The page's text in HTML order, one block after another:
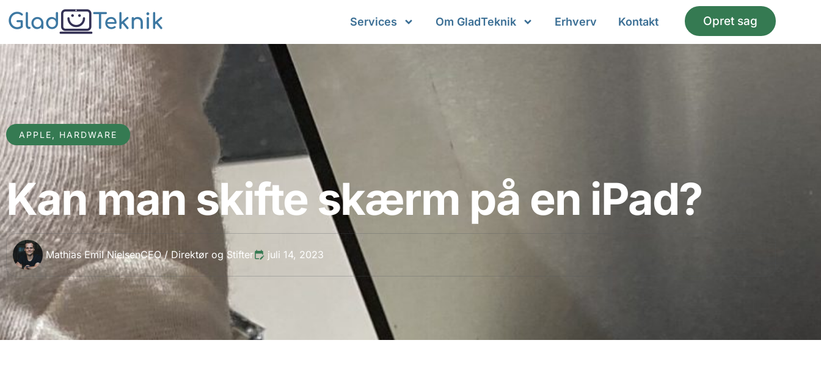
Services Om GladTeknik Erhverv Kontakt Opret sag
APPLE , HARDWARE
Kan man skifte skærm på en iPad?
Mathias Emil NielsenCEO / Direktør og Stifter juli 14, 2023